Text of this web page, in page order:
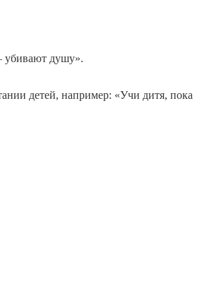
убивают душу».
детей, например: «Учи дитя, пока